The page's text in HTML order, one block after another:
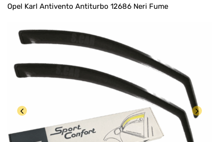
Opel Karl Antivento Antiturbo 12686 Neri Fume